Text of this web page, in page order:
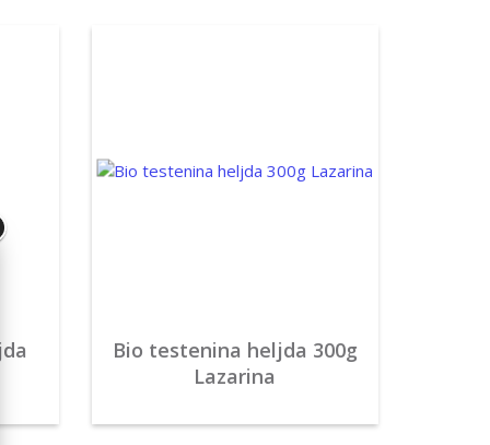
Bio testenina heljda 300g
Lazarina